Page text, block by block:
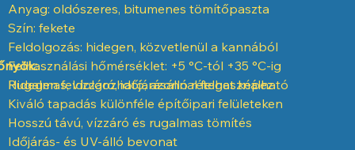
Anyag: oldószeres, bitumenes tömítőpaszta
Szín: fekete
Feldolgozás: hidegen, közvetlenül a kannából
Felhasználási hőmérséklet: +5 °C-tól +35 °C-ig
Rugalmas, vízzáró, időjárásálló réteget képez
Hidegen feldolgozható, azonnal felhasználható
Kiváló tapadás különféle építőipari felületeken
Hosszú távú, vízzáró és rugalmas tömítés
Időjárás- és UV-álló bevonat